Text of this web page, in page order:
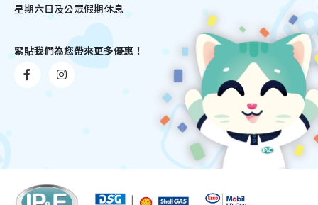
星期六日及公眾假期休息
緊貼我們為您帶來更多優惠！